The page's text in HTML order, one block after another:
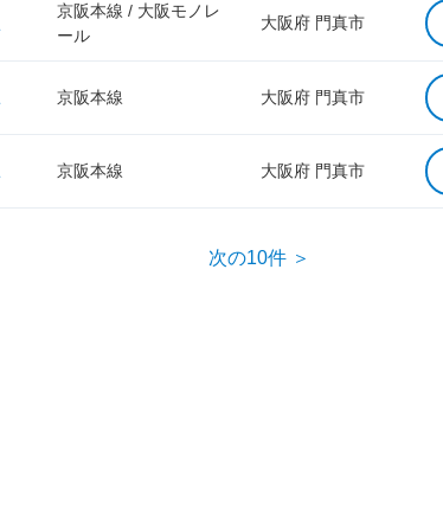
京阪本線 / 大阪モノレ
ール
大阪府 門真市
京阪本線 大阪府 門真市
京阪本線 大阪府 門真市
次の10件 ＞